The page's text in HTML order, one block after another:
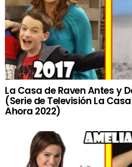
La Casa de Raven Antes y
(Serie de Televisión La
Ahora 2022)